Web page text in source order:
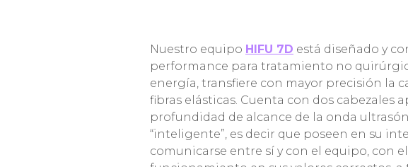
Nuestro equipo HIFU 7D está diseñado y
performance para tratamiento no
energía, transfiere con mayor precisión la
fibras elásticas. Cuenta con dos cabezales
profundidad de alcance de la onda
“inteligente”, es decir que poseen en su
comunicarse entre sí y con el equipo, con